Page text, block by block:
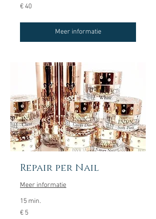
40
euro
€ 40
Meer informatie
Repair per Nail
Meer informatie
15 min.
5
euro
€ 5